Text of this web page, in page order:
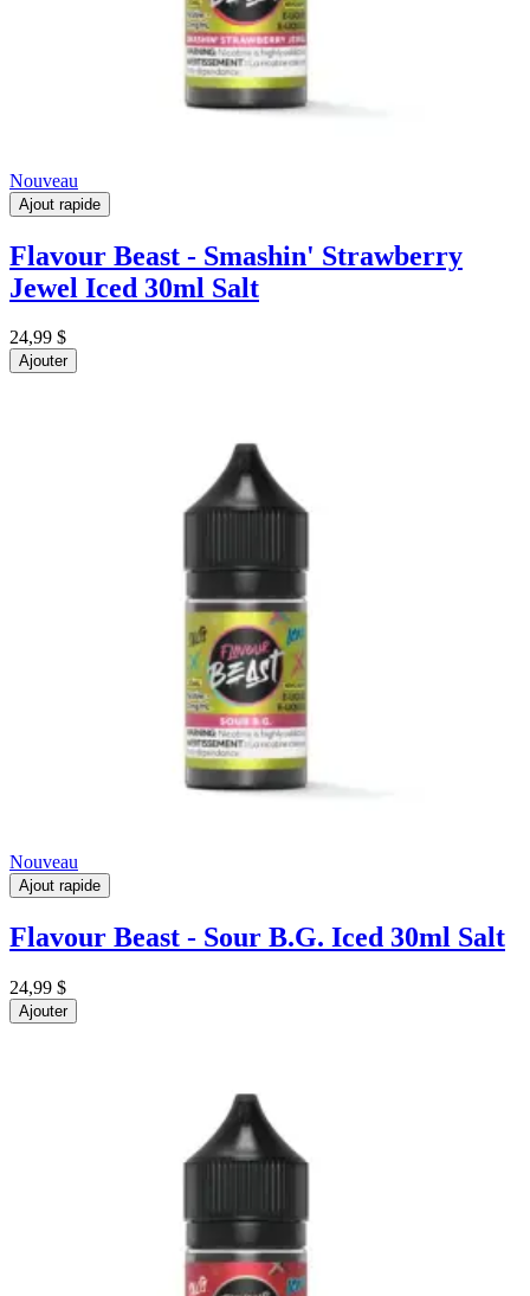
Nouveau
Ajout rapide
Flavour Beast - Smashin' Strawberry
Jewel Iced 30ml Salt
24,99 $
Ajouter
Nouveau
Ajout rapide
Flavour Beast - Sour B.G. Iced 30ml Salt
24,99 $
Ajouter